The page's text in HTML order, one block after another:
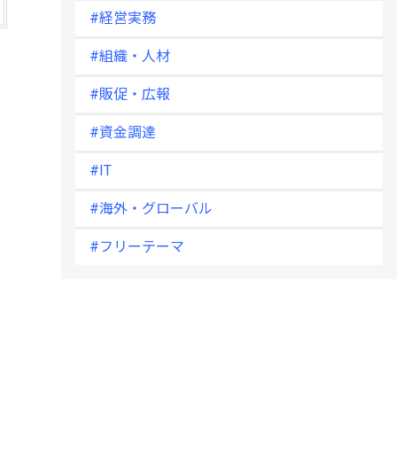
#経営実務
#組織・人材
#販促・広報
#資金調達
#IT
#海外・グローバル
#フリーテーマ